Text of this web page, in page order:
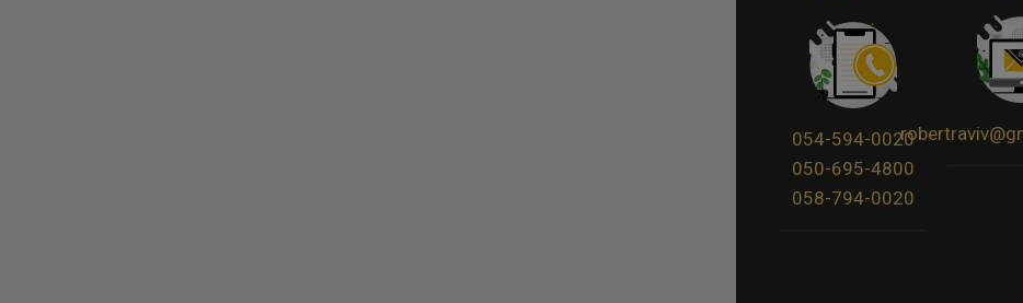
054-594-0020
050-695-4800
058-794-0020